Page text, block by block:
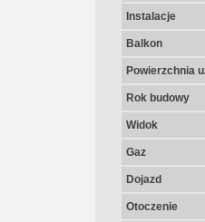
Instalacje
Balkon
Powierzchnia
Rok budowy
Widok
Gaz
Dojazd
Otoczenie